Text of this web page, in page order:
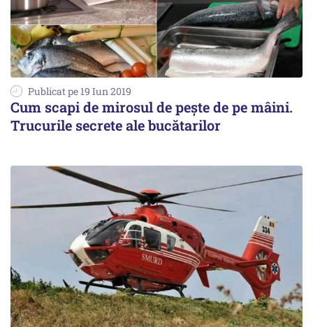
Publicat pe 19 Iun 2019
Cum scapi de mirosul de pește de pe mâini.
Trucurile secrete ale bucătarilor